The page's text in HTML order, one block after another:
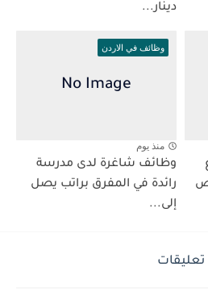
دينار...
وظائف في الاردن
منذ يوم
وظائف شاغرة لدى مدرسة
رائدة في المفرق براتب يصل
إلى...
تعليقات